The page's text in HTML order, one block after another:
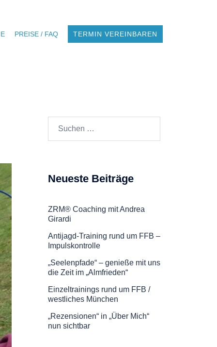
PREISE / FAQ TERMIN VEREINBAREN
Neueste Beiträge
ZRM® Coaching mit Andrea
Girardi
Antijagd-Training rund um FFB –
Impulskontrolle
„Seelenpfade“ – genieße mit uns
die Zeit im „Almfrieden“
Einzeltrainings rund um FFB /
westliches München
„Rezensionen“ in „Über Mich“
nun sichtbar